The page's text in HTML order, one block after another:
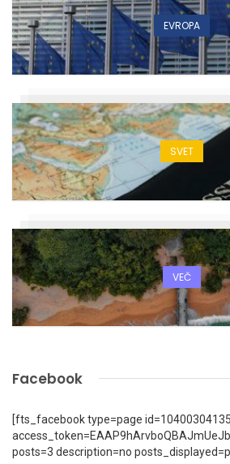
EVROPA
SVET
VEČ
Facebook
[fts_facebook type=page
posts=3 description=no